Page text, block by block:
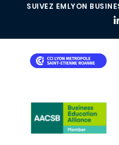
SUIVEZ EMLYON
IMAGE